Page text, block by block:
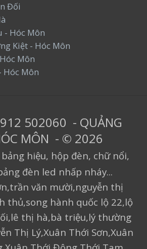
Đối
- Hóc Môn
Kiệt - Hóc Môn
Môn
Hóc Môn
502060 - QUẢNG
MÔN - © 2026
hiệu, hộp đèn, chữ nổi,
đèn led nhấp nháy...
văn mười,nguyễn thị
thủ,song hành quốc lộ 22,lộ
thị hà,bà triệu,lý thường
Thị Lý,Xuân Thới Sơn,Xuân